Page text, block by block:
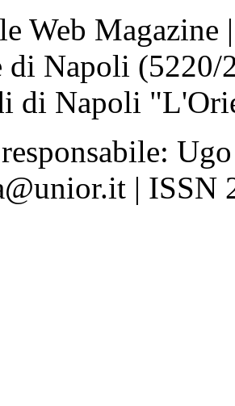
Web Magazine
di Napoli
di Napoli
| ISSN